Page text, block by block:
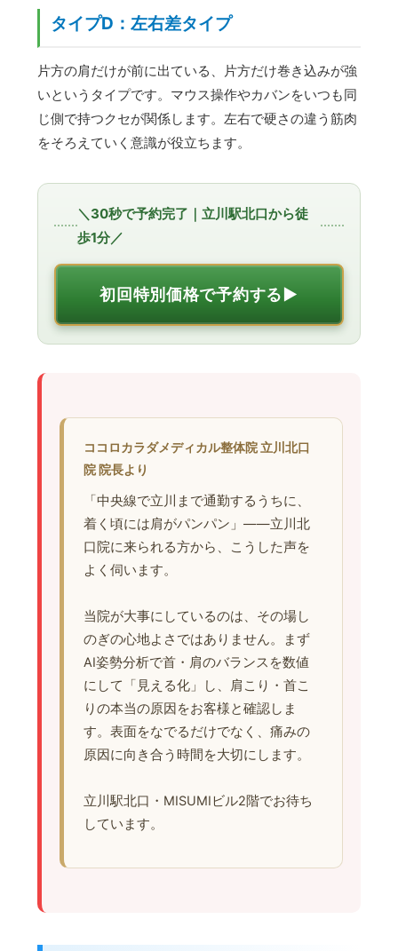
タイプD：左右差タイプ
片方の肩だけが前に出ている、片方だけ巻き込みが強
いというタイプです。マウス操作やカバンをいつも同
じ側で持つクセが関係します。左右で硬さの違う筋肉
をそろえていく意識が役立ちます。
＼30秒で予約完了｜立川駅北口から徒
歩1分／
初回特別価格で予約する▶︎
ココロカラダメディカル整体院 立川北口
院 院長より
「中央線で立川まで通勤するうちに、
着く頃には肩がパンパン」——立川北
口院に来られる方から、こうした声を
よく伺います。
当院が大事にしているのは、その場し
のぎの心地よさではありません。まず
AI姿勢分析で首・肩のバランスを数値
にして「見える化」し、肩こり・首こ
りの本当の原因をお客様と確認しま
す。表面をなでるだけでなく、痛みの
原因に向き合う時間を大切にします。
立川駅北口・MISUMIビル2階でお待ち
しています。